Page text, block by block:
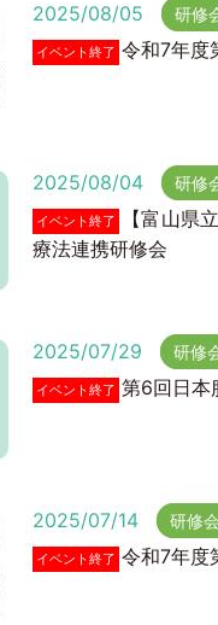
2025/08/05 研修
イベント終了 令和7年度
2025/08/04 研修
イベント終了
【富山県
療法連携研修会
2025/07/29 研修
イベント終了 第6回日本
2025/07/14 研修会
イベント終了 令和7年度